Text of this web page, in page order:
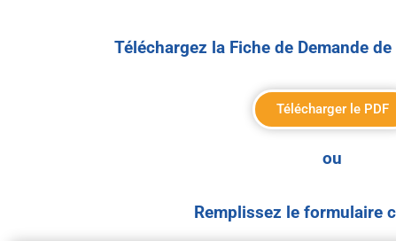
Téléchargez la Fiche de Demande
Télécharger le PDF
ou
Remplissez le formulaire